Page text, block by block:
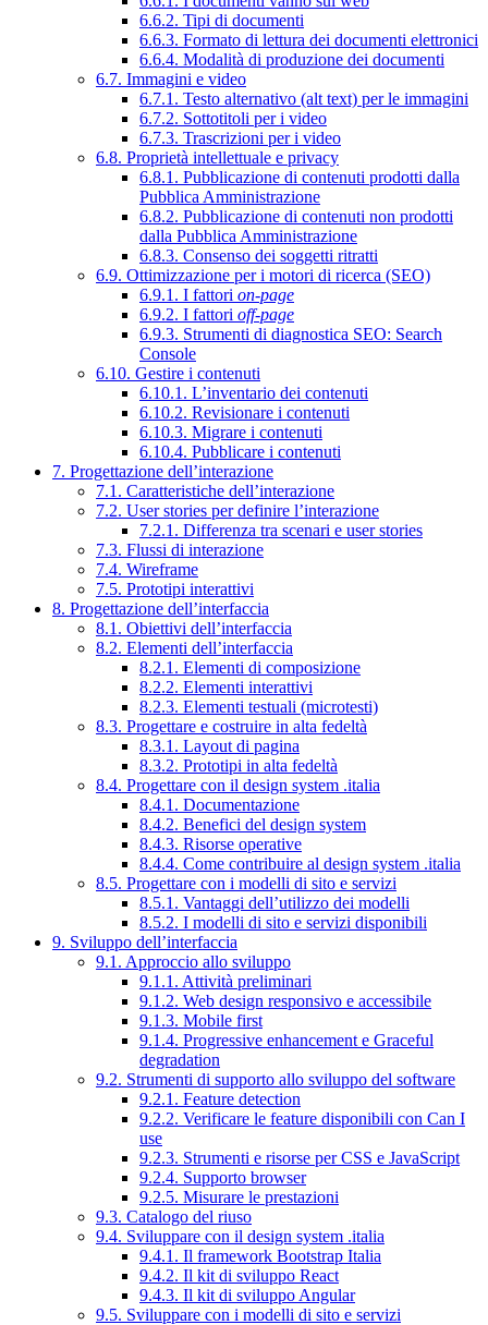
6.6.2. Tipi di documenti
6.6.3. Formato di lettura dei documenti elettronici
6.6.4. Modalità di produzione dei documenti
6.7. Immagini e video
6.7.1. Testo alternativo (alt text) per le immagini
6.7.2. Sottotitoli per i video
6.7.3. Trascrizioni per i video
6.8. Proprietà intellettuale e privacy
6.8.1. Pubblicazione di contenuti prodotti dalla
Pubblica Amministrazione
6.8.2. Pubblicazione di contenuti non prodotti
dalla Pubblica Amministrazione
6.8.3. Consenso dei soggetti ritratti
6.9. Ottimizzazione per i motori di ricerca (SEO)
6.9.1. I fattori on-page
6.9.2. I fattori off-page
6.9.3. Strumenti di diagnostica SEO: Search
Console
6.10. Gestire i contenuti
6.10.1. L’inventario dei contenuti
6.10.2. Revisionare i contenuti
6.10.3. Migrare i contenuti
6.10.4. Pubblicare i contenuti
7. Progettazione dell’interazione
7.1. Caratteristiche dell’interazione
7.2. User stories per definire l’interazione
7.2.1. Differenza tra scenari e user stories
7.3. Flussi di interazione
7.4. Wireframe
7.5. Prototipi interattivi
8. Progettazione dell’interfaccia
8.1. Obiettivi dell’interfaccia
8.2. Elementi dell’interfaccia
8.2.1. Elementi di composizione
8.2.2. Elementi interattivi
8.2.3. Elementi testuali (microtesti)
8.3. Progettare e costruire in alta fedeltà
8.3.1. Layout di pagina
8.3.2. Prototipi in alta fedeltà
8.4. Progettare con il design system .italia
8.4.1. Documentazione
8.4.2. Benefici del design system
8.4.3. Risorse operative
8.4.4. Come contribuire al design system .italia
8.5. Progettare con i modelli di sito e servizi
8.5.1. Vantaggi dell’utilizzo dei modelli
8.5.2. I modelli di sito e servizi disponibili
9. Sviluppo dell’interfaccia
9.1. Approccio allo sviluppo
9.1.1. Attività preliminari
9.1.2. Web design responsivo e accessibile
9.1.3. Mobile first
9.1.4. Progressive enhancement e Graceful
degradation
9.2. Strumenti di supporto allo sviluppo del software
9.2.1. Feature detection
9.2.2. Verificare le feature disponibili con Can I
use
9.2.3. Strumenti e risorse per CSS e JavaScript
9.2.4. Supporto browser
9.2.5. Misurare le prestazioni
9.3. Catalogo del riuso
9.4. Sviluppare con il design system .italia
9.4.1. Il framework Bootstrap Italia
9.4.2. Il kit di sviluppo React
9.4.3. Il kit di sviluppo Angular
9.5. Sviluppare con i modelli di sito e servizi